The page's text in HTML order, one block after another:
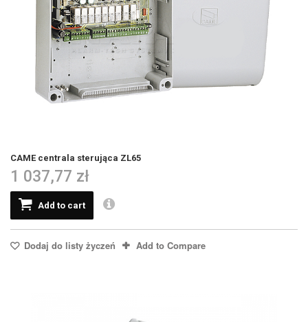
CAME centrala sterująca ZL65
1 037,77 zł
Add to cart
Dodaj do listy życzeń Add to Compare